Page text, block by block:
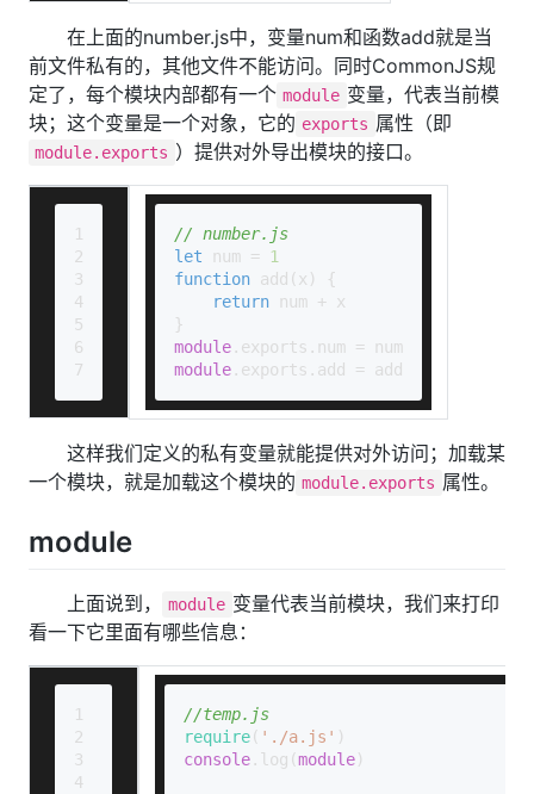
在上面的number.js中，变量num和函数add就是当
前文件私有的，其他文件不能访问。同时CommonJS规
定了，每个模块内部都有一个 module 变量，代表当前模
块；这个变量是一个对象，它的 exports 属性（即
module.exports ）提供对外导出模块的接口。
1
2
3
4
5
6
7
// number.js
let num = 1
function add (x ) {
return num + x
}
module . exports . num = num
module . exports . add = add
这样我们定义的私有变量就能提供对外访问；加载某
一个模块，就是加载这个模块的 module.exports 属性。
module
上面说到， module 变量代表当前模块，我们来打印
看一下它里面有哪些信息：
1
2
3
4
//temp.js
require( './a.js' )
console . log (module)